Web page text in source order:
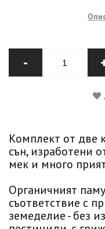
-
Комплект от две
сън, изработени
мек и много
Органичният
съответствие с
земеделие - без